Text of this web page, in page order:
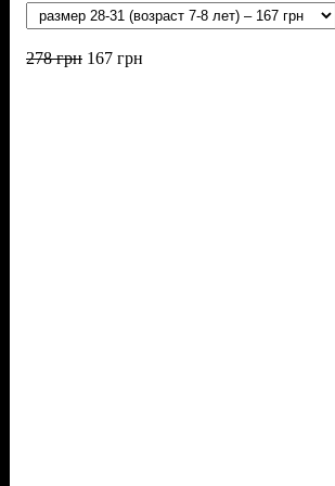
278грн 167 грн